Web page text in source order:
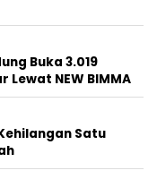
Buka 3.019
NEW BIMMA
Satu